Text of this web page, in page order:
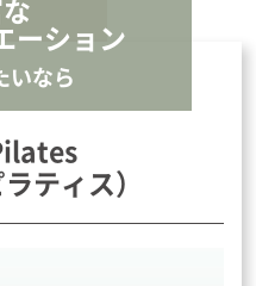
ーション
いなら
ティス）